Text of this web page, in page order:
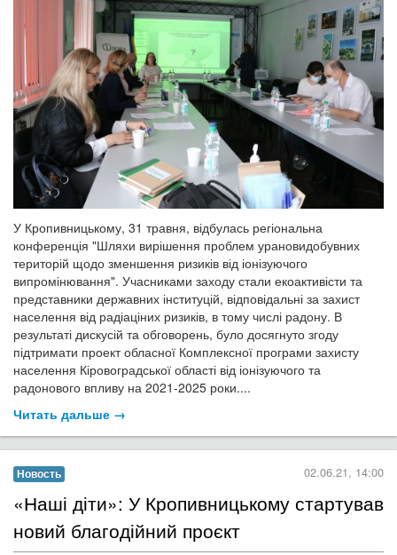
У Кропивницькому, 31 травня, відбулась регіональна
конференція "Шляхи вирішення проблем урановидобувних
територій щодо зменшення ризиків від іонізуючого
випромінювання". Учасниками заходу стали екоактивісти та
представники державних інституцій, відповідальні за захист
населення від радіаціних ризиків, в тому числі радону. В
результаті дискусій та обговорень, було досягнуто згоду
підтримати проектобласної Комплексної програми захисту
населення Кіровоградської області від іонізуючого та
радонового впливу на 2021-2025 роки....
Читать дальше →
Новость 02.06.21, 14:00
​«Наші діти»: У Кропивницькому стартував
новий благодійний проєкт